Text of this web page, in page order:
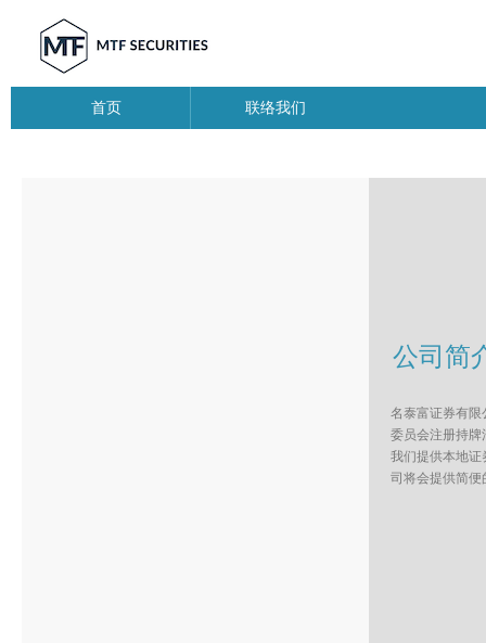
首页 联络我们
公司简
名泰富证券有
委员会注册持
我们提供本地证
司将会提供简便